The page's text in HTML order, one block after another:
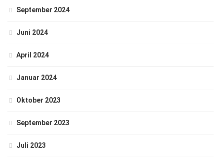
September 2024
Juni 2024
April 2024
Januar 2024
Oktober 2023
September 2023
Juli 2023